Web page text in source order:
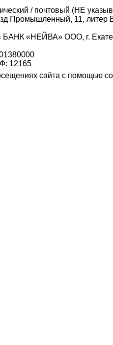
/ почтовый (НЕ
Промышленный, 11, литер
БАНК «НЕЙВА» ООО, г.
12165
сайта с помощью